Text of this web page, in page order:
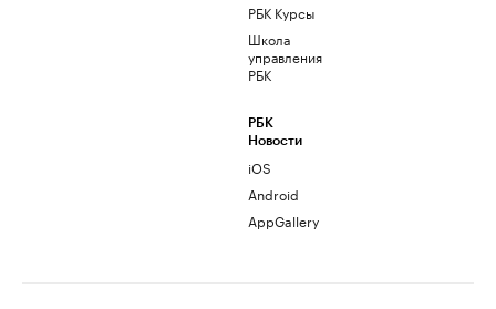
РБК Курсы
Школа
управления
РБК
РБК
Новости
iOS
Android
AppGallery